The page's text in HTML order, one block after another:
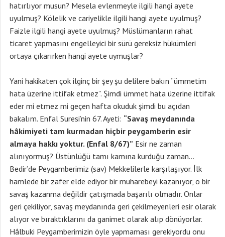
hatırlıyor musun? Mesela evlenmeyle ilgili hangi ayete
uyulmuş? Kölelik ve cariyelikle ilgili hangi ayete uyulmuş?
Faizle ilgili hangi ayete uyulmuş? Müslümanların rahat
ticaret yapmasını engelleyici bir sürü gereksiz hükümleri
ortaya çıkarırken hangi ayete uymuşlar?
Yani hakikaten çok ilginç bir şey şu delilere bakın “ümmetim
hata üzerine ittifak etmez”. Şimdi ümmet hata üzerine ittifak
eder mi etmez mi geçen hafta okuduk şimdi bu açıdan
bakalım. Enfal Suresi’nin 67. Ayeti: “Savaş meydanında
hâkimiyeti tam kurmadan hiçbir peygamberin esir
almaya hakkı yoktur. (Enfal 8/67)” Esir ne zaman
alınıyormuş? Üstünlüğü tamı kamına kurduğu zaman…
Bedir’de Peygamberimiz (sav) Mekkelilerle karşılaşıyor. İlk
hamlede bir zafer elde ediyor bir muharebeyi kazanıyor, o bir
savaş kazanma değildir çatışmada başarılı olmadır. Onlar
geri çekiliyor, savaş meydanında geri çekilmeyenleri esir olarak
alıyor ve bıraktıklarını da ganimet olarak alıp dönüyorlar.
Hâlbuki Peygamberimizin öyle yapmaması gerekiyordu onu